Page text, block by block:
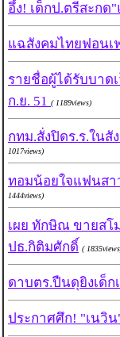
อึ้ง! เด็กป.ตรีสะกด
แฉสังคมไทยฟอนเ
รายชื่อผู้ได้รับบาด
ก.ย. 51 ( 1189views)
กทม.สั่งปิดร.ร.ใน
1017views)
ทอมน้อยใจแฟนสา
1444views)
เผย ทักษิณ ขายสโ
ปธ.กิติมศักดิ์ (
ดาบตร.ปืนดุยิงเด็ก
ประกาศศึก! "เนวิ